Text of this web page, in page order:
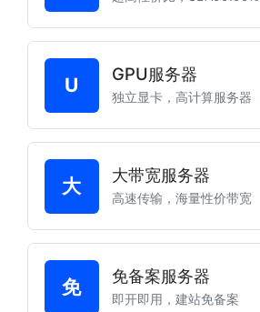
U GPU服务器
独立显卡，高计算服务器
大 大带宽服务器
高速传输，海量性价带宽
免 免备案服务器
即开即用，建站免备案